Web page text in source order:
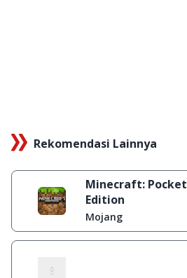
Rekomendasi Lainnya
Minecraft: Pocket
Edition
Mojang